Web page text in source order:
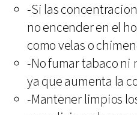
-Si las
no encender en el
como velas o
-No fumar tabaco ni
ya que aumenta la
-Mantener limpios